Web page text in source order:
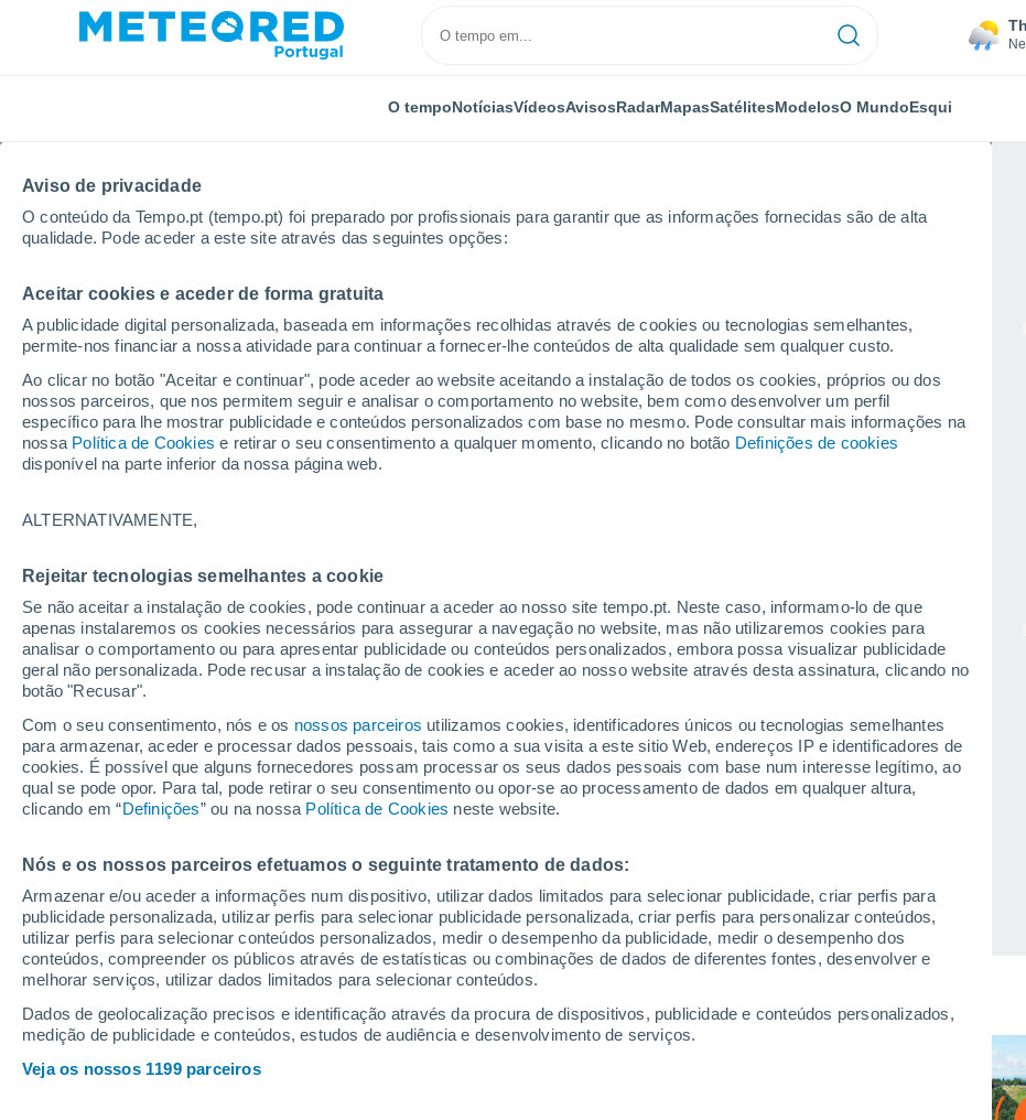
Aviso de privacidade
O conteúdo da Tempo.pt (tempo.pt) foi preparado por profissionais para garantir que as informações fornecidas são de alta
qualidade. Pode aceder a este site através das seguintes opções:
Aceitar cookies e aceder de forma gratuita
A publicidade digital personalizada, baseada em informações recolhidas através de cookies ou tecnologias semelhantes,
permite-nos financiar a nossa atividade para continuar a fornecer-lhe conteúdos de alta qualidade sem qualquer custo.
Ao clicar no botão "Aceitar e continuar", pode aceder ao website aceitando a instalação de todos os cookies, próprios ou dos
nossos parceiros, que nos permitem seguir e analisar o comportamento no website, bem como desenvolver um perfil
específico para lhe mostrar publicidade e conteúdos personalizados com base no mesmo. Pode consultar mais informações na
nossa Política de Cookies e retirar o seu consentimento a qualquer momento, clicando no botão Definições de cookies
disponível na parte inferior da nossa página web.
ALTERNATIVAMENTE,
Rejeitar tecnologias semelhantes a cookie
Se não aceitar a instalação de cookies, pode continuar a aceder ao nosso site tempo.pt. Neste caso, informamo-lo de que
apenas instalaremos os cookies necessários para assegurar a navegação no website, mas não utilizaremos cookies para
analisar o comportamento ou para apresentar publicidade ou conteúdos personalizados, embora possa visualizar publicidade
geral não personalizada. Pode recusar a instalação de cookies e aceder ao nosso website através desta assinatura, clicando no
botão "Recusar".
Com o seu consentimento, nós e os nossos parceiros utilizamos cookies, identificadores únicos ou tecnologias semelhantes
para armazenar, aceder e processar dados pessoais, tais como a sua visita a este sitio Web, endereços IP e identificadores de
cookies. É possível que alguns fornecedores possam processar os seus dados pessoais com base num interesse legítimo, ao
qual se pode opor. Para tal, pode retirar o seu consentimento ou opor-se ao processamento de dados em qualquer altura,
clicando em “Definições” ou na nossa Política de Cookies neste website.
Nós e os nossos parceiros efetuamos o seguinte tratamento de dados:
Armazenar e/ou aceder a informações num dispositivo, utilizar dados limitados para selecionar publicidade, criar perfis para
publicidade personalizada, utilizar perfis para selecionar publicidade personalizada, criar perfis para personalizar conteúdos,
utilizar perfis para selecionar conteúdos personalizados, medir o desempenho da publicidade, medir o desempenho dos
conteúdos, compreender os públicos através de estatísticas ou combinações de dados de diferentes fontes, desenvolver e
melhorar serviços, utilizar dados limitados para selecionar conteúdos.
Dados de geolocalização precisos e identificação através da procura de dispositivos, publicidade e conteúdos personalizados,
medição de publicidade e conteúdos, estudos de audiência e desenvolvimento de serviços.
Veja os nossos 1199 parceiros
O tempoNotíciasVídeosAvisosRadarMapasSatélitesModelosO MundoEsqui
Início Estados Unidos Nova Hampshire
Loon Mountain
20/11/2026
Hoje
7 Ago.
Amanhã
8 Ago.
Domingo
9 Ago.
Boletim de neve de hoje
Pistas por dificuldade 19 34 19 1
Quilómetros esquiáveis 0 / 72
Pistas abertas
Elevadores 0 / 14
Espessura da neve na base -
Espessura da neve na parte superior
Webcams em The Village Of Loon Mountain